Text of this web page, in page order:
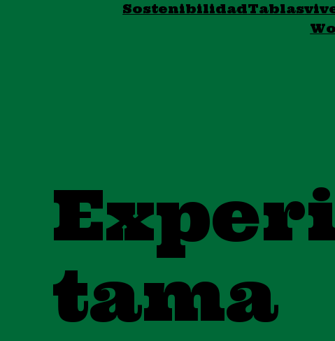
SostenibilidadTablas
tama